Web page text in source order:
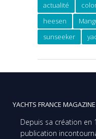
actualité
heesen
sunseeker
YACHTS FRANCE MAGAZINE
Depuis sa création en
publication